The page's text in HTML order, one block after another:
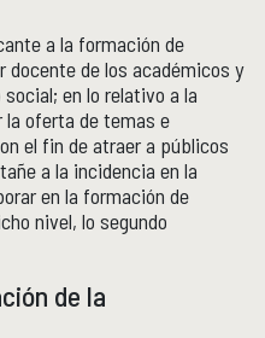
a la formación de
de los académicos y
en lo relativo a la
oferta de temas e
el fin de atraer a públicos
a la incidencia en la
en la formación de
nivel, lo segundo
de la